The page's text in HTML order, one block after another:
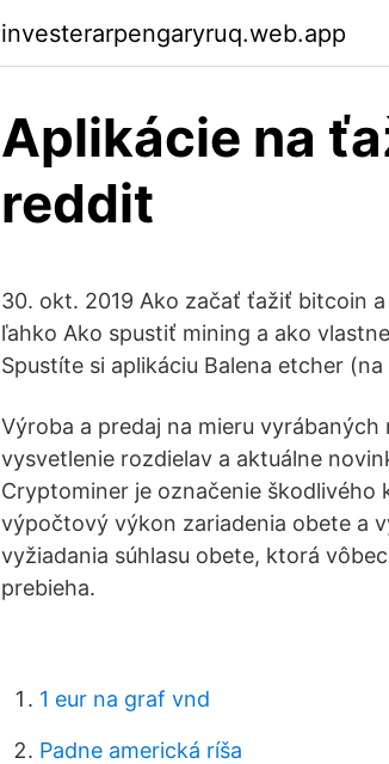
investerarpengaryruq.web.app
Aplikácie na
reddit
30. okt. 2019 Ako začať ťažiť bitcoin
ľahko Ako spustiť mining a ako
Spustíte si aplikáciu Balena etcher
Výroba a predaj na mieru
vysvetlenie rozdielav a aktuálne
Cryptominer je označenie
výpočtový výkon zariadenia obete a
vyžiadania súhlasu obete, ktorá
prebieha.
1 eur na graf vnd
Padne americká ríša